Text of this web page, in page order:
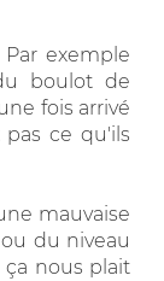
exemple
boulot de
fois arrivé
ce qu'ils
mauvaise
du niveau
nous plait